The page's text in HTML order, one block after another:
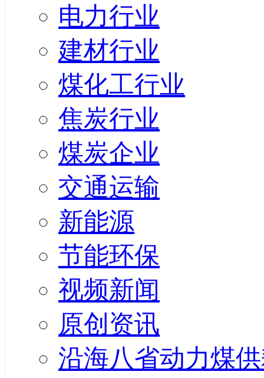
电力行业
建材行业
煤化工行业
焦炭行业
煤炭企业
交通运输
新能源
节能环保
视频新闻
原创资讯
沿海八省动力煤